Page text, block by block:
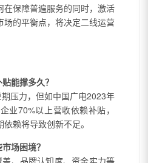
保障普遍服务的同时，激活
场的平衡点，将决定二线运营
能撑多久？
压力，但如中国广电2023年
业70%以上营收依赖补贴，
赖将导致创新不足。
场困境？